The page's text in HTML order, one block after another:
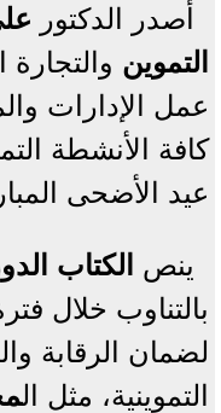
أصدر الدكتور
التموين والتجارة
عمل الإدارات
كافة الأنشطة
عيد الأضحى
ينص الكتاب
بالتناوب خلال
لضمان الرقابة
التموينية، مثل ال